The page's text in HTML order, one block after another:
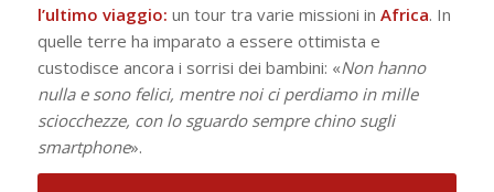
l’ultimo viaggio: un tour tra varie missioni in Africa. In
quelle terre ha imparato a essere ottimista e
custodisce ancora i sorrisi dei bambini: «Non hanno
nulla e sono felici, mentre noi ci perdiamo in mille
sciocchezze, con lo sguardo sempre chino sugli
smartphone».